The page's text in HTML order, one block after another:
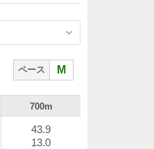
ペース M
700m
43.9
13.0